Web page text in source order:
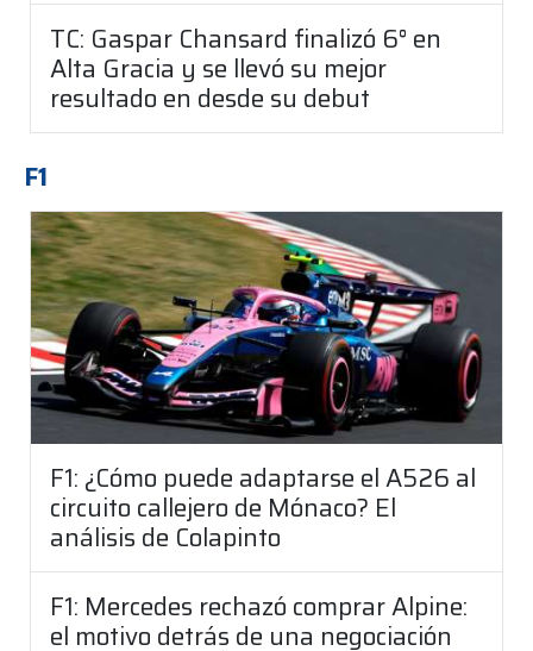
TC: Gaspar Chansard finalizó 6° en
Alta Gracia y se llevó su mejor
resultado en desde su debut
F1
F1: ¿Cómo puede adaptarse el A526 al
circuito callejero de Mónaco? El
análisis de Colapinto
F1: Mercedes rechazó comprar Alpine:
el motivo detrás de una negociación